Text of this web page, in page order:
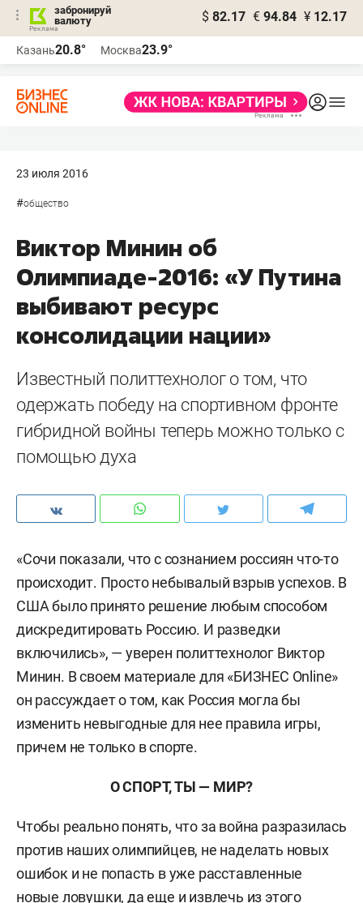
забронируй
валюту
$ 82.17 € 94.84 ¥ 12.17
Казань20.8° Москва23.9°
23 июля 2016
#общество
Виктор Минин об
Олимпиаде-2016: «У Путина
выбивают ресурс
консолидации нации»
Известный политтехнолог о том, что
одержать победу на спортивном фронте
гибридной войны теперь можно только с
помощью духа
«Сочи показали, что с сознанием россиян что-то
происходит. Просто небывалый взрыв успехов. В
США было принято решение любым способом
дискредитировать Россию. И разведки
включились», — уверен политтехнолог Виктор
Минин. В своем материале для «БИЗНЕС Online»
он рассуждает о том, как Россия могла бы
изменить невыгодные для нее правила игры,
причем не только в спорте.
О СПОРТ, ТЫ — МИР?
Чтобы реально понять, что за война разразилась
против наших олимпийцев, не наделать новых
ошибок и не попасть в уже расставленные
новые ловушки, да еще и извлечь из этого